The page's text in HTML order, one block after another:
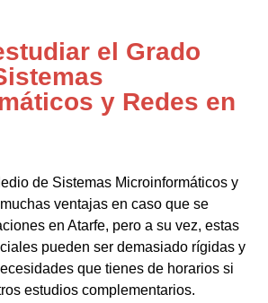
el Grado
y Redes en
de Sistemas Microinformáticos y
ventajas en caso que se
en Atarfe, pero a su vez, estas
pueden ser demasiado rígidas y
que tienes de horarios si
estudios complementarios.